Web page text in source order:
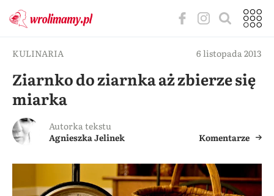
KULINARIA 6 listopada 2013
Ziarnko do ziarnka aż zbierze się
miarka
Autorka tekstu
Agnieszka Jelinek
Komentarze